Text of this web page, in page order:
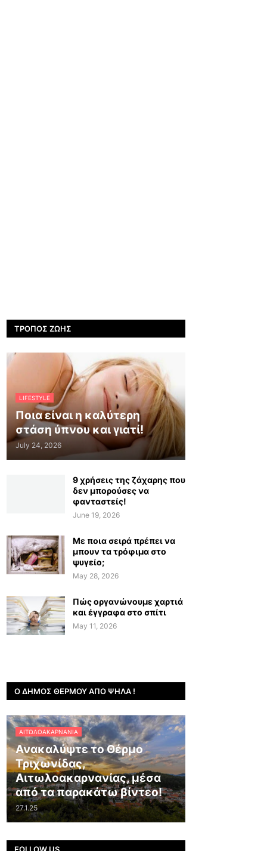
ΤΡΌΠΟΣ ΖΩΉΣ
LIFESTYLE
Ποια είναι η καλύτερη
στάση ύπνου και γιατί!
July 24, 2026
9 χρήσεις της ζάχαρης που
δεν μπορούσες να
φανταστείς!
June 19, 2026
Με ποια σειρά πρέπει να
μπουν τα τρόφιμα στο
ψυγείο;
May 28, 2026
Πώς οργανώνουμε χαρτιά
και έγγραφα στο σπίτι
May 11, 2026
Ο ΔΉΜΟΣ ΘΈΡΜΟΥ ΑΠΌ ΨΗΛΆ !
ΑΙΤΩΛΟΑΚΑΡΝΑΝΊΑ
Ανακαλύψτε το Θέρμο
Τριχωνίδας,
Αιτωλοακαρνανίας, μέσα
από τα παρακάτω βίντεο!
27.1.25
FOLLOW US